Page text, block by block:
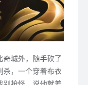
城外，随手砍了
杀，一个穿着布衣